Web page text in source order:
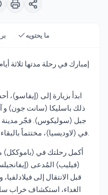
ما يحتويه
ابدأ بزيارة إلى (إيفاسو)،
ذلك باسليكا (سانت جون)
جبل (سوليكوس). فجّر مدينة
في (لاوديسيا)، مختتماً بالبقاء بين عشية وضحاها في (باموكل).
أكمل رحلتك في (باموككل)
(فيليب) المُدعى
قبل الانتقال إلى
الغداء، استكشاف خراب